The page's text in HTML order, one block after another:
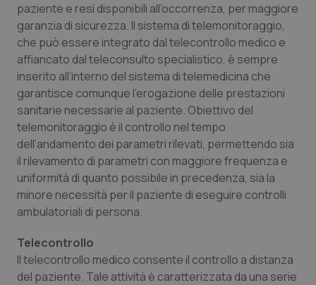
paziente e resi disponibili all’occorrenza, per maggiore
garanzia di sicurezza. II sistema di telemonitoraggio,
che può essere integrato dal telecontrollo medico e
affiancato dal teleconsulto specialistico, è sempre
inserito all’interno del sistema di telemedicina che
garantisce comunque l’erogazione delle prestazioni
sanitarie necessarie al paziente. Obiettivo del
telemonitoraggio è il controllo nel tempo
dell’andamento dei parametri rilevati, permettendo sia
il rilevamento di parametri con maggiore frequenza e
uniformità di quanto possibile in precedenza, sia la
minore necessità per il paziente di eseguire controlli
ambulatoriali di persona.
Telecontrollo
Il telecontrollo medico consente il controllo a distanza
del paziente. Tale attività è caratterizzata da una serie
CookieScriptConsent
CookieScript
www.quotidianosanita.it